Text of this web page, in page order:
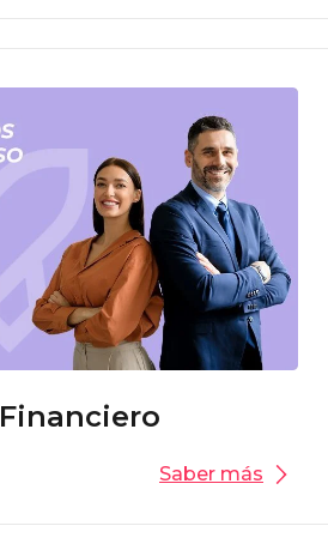
Financiero
Saber más